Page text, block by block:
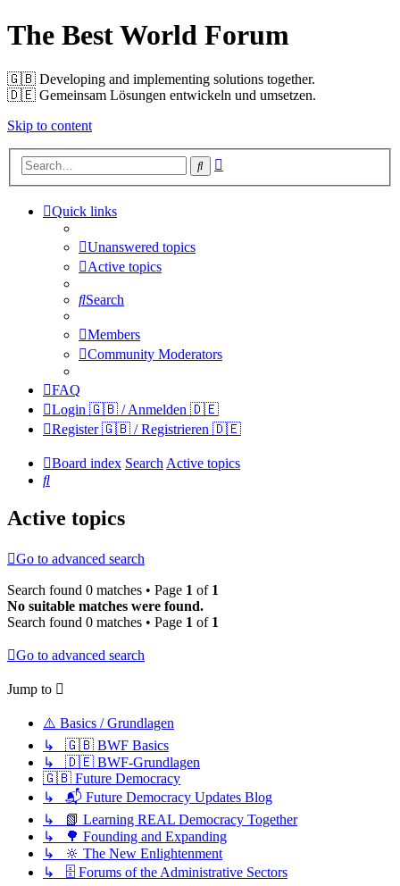
The Best World Forum
🇬🇧️ Developing and implementing solutions together.
🇩🇪️ Gemeinsam Lösungen entwickeln und umsetzen.
Skip to content
Search
Quick links
Unanswered topics
Active topics
Search
Members
Community Moderators
FAQ
Login 🇬🇧 / Anmelden 🇩🇪
Register 🇬🇧 / Registrieren 🇩🇪
Board index SearchActive topics
Search
Active topics
Go to advanced search
Search found 0 matches • Page 1 of 1
No suitable matches were found.
Search found 0 matches • Page 1 of 1
Go to advanced search
Jump to
⚠️ Basics / Grundlagen
↳ 🇬🇧 BWF Basics
↳ 🇩🇪 BWF-Grundlagen
🇬🇧 Future Democracy
↳ 📬 Future Democracy Updates Blog
↳ 📗 Learning REAL Democracy Together
↳ 🌳 Founding and Expanding
↳ 🔆 The New Enlightenment
↳ 🗄️ Forums of the Administrative Sectors